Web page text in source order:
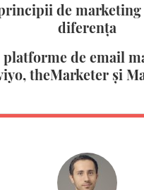
de marketing
diferența
platforme de email
theMarketer și